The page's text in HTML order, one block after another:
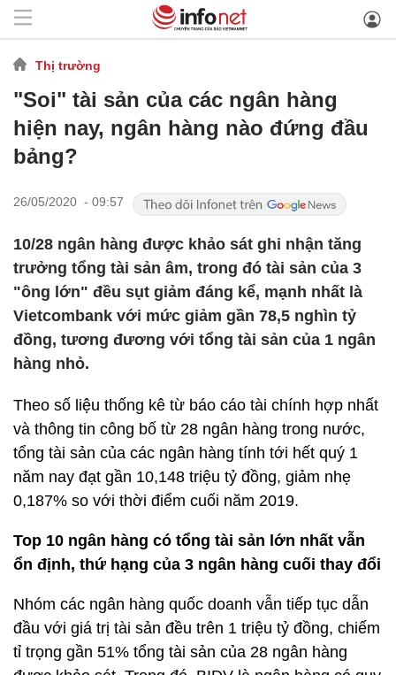
Thị trường
"Soi" tài sản của các ngân hàng
hiện nay, ngân hàng nào đứng đầu
bảng?
26/05/2020 - 09:57
10/28 ngân hàng được khảo sát ghi nhận tăng
trưởng tổng tài sản âm, trong đó tài sản của 3
"ông lớn" đều sụt giảm đáng kể, mạnh nhất là
Vietcombank với mức giảm gần 78,5 nghìn tỷ
đồng, tương đương với tổng tài sản của 1 ngân
hàng nhỏ.
Theo số liệu thống kê từ báo cáo tài chính hợp nhất
và thông tin công bố từ 28 ngân hàng trong nước,
tổng tài sản của các ngân hàng tính tới hết quý 1
năm nay đạt gần 10,148 triệu tỷ đồng, giảm nhẹ
0,187% so với thời điểm cuối năm 2019.
Top 10 ngân hàng có tổng tài sản lớn nhất vẫn
ổn định, thứ hạng của 3 ngân hàng cuối thay đổi
Nhóm các ngân hàng quốc doanh vẫn tiếp tục dẫn
đầu với giá trị tài sản đều trên 1 triệu tỷ đồng, chiếm
tỉ trọng gần 51% tổng tài sản của 28 ngân hàng